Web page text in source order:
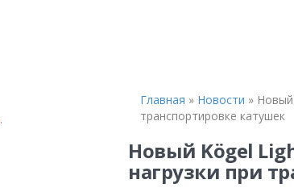
.
Главная » Новости »
транспортировке катушек
Новый Kögel
нагрузки при